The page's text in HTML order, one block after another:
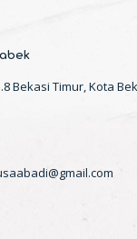
Bekasi Timur, Kota